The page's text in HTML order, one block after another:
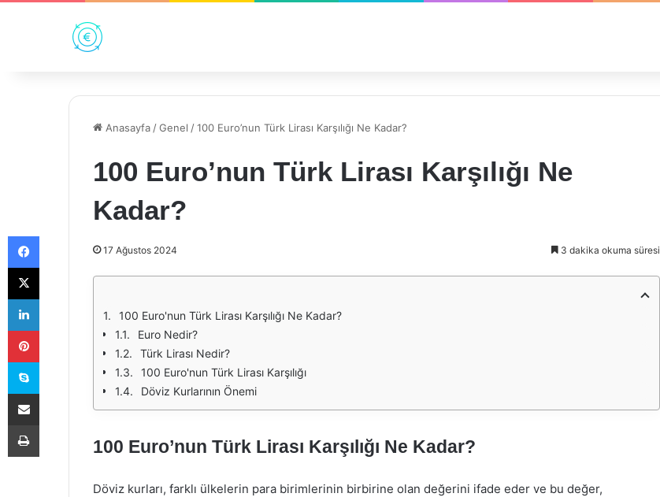
Anasayfa /Genel /100 Euro’nun Türk Lirası Karşılığı Ne Kadar?
100 Euro’nun Türk Lirası Karşılığı Ne
Kadar?
17 Ağustos 2024 3 dakika okuma süresi
100 Euro'nun Türk Lirası Karşılığı Ne Kadar?
Euro Nedir?
Türk Lirası Nedir?
100 Euro'nun Türk Lirası Karşılığı
Döviz Kurlarının Önemi
100 Euro’nun Türk Lirası Karşılığı Ne Kadar?
Döviz kurları, farklı ülkelerin para birimlerinin birbirine olan değerini ifade eder ve bu değer,
Facebook
X
LinkedIn
Pinterest
Skype
E-Posta ile paylaş